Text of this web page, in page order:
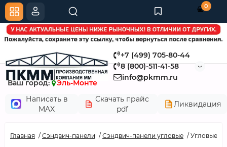
+7 (499) 705-80-44
8 (800)-511-41-58
info@pkmm.ru
Ваш город:
Эль-Монте
Написать в
MAX
Скачать прайс
pdf
Ликвидация
0
Главная Сэндвич-панели Сэндвич-панели угловые Угловые